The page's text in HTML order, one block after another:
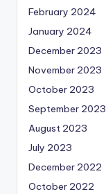
February 2024
January 2024
December 2023
November 2023
October 2023
September 2023
August 2023
July 2023
December 2022
October 2022